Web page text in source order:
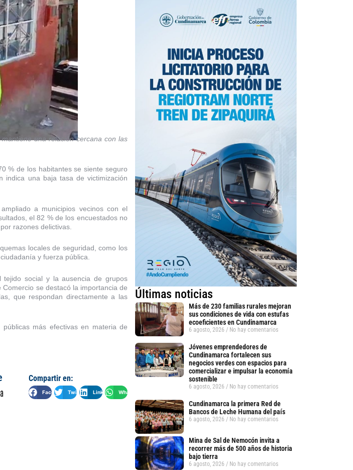
una relación cercana con las
% de los habitantes se siente seguro
indica una baja tasa de victimización
a municipios vecinos con el
el 82 % de los encuestados no
razones delictivas.
locales de seguridad, como los
y fuerza pública.
tejido social y la ausencia de grupos
se destacó la importancia de
que respondan directamente a las
más efectivas en materia de
Compartir en:
Facebook Twitter LinkedIn WhatsApp
Últimas noticias
Más de 230 familias rurales mejoran
sus condiciones de vida con estufas
ecoeficientes en Cundinamarca
6 agosto, 2026 No hay comentarios
Jóvenes emprendedores de
Cundinamarca fortalecen sus
negocios verdes con espacios para
comercializar e impulsar la economía
sostenible
6 agosto, 2026 No hay comentarios
Cundinamarca la primera Red de
Bancos de Leche Humana del país
6 agosto, 2026 No hay comentarios
Mina de Sal de Nemocón invita a
recorrer más de 500 años de historia
bajo tierra
6 agosto, 2026 No hay comentarios